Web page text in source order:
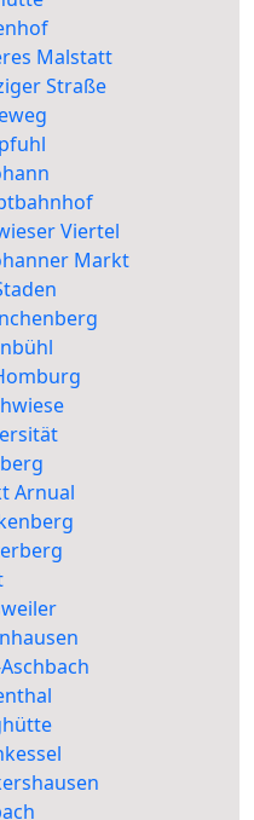
Malstatt
Straße
Viertel
Markt
Arnual